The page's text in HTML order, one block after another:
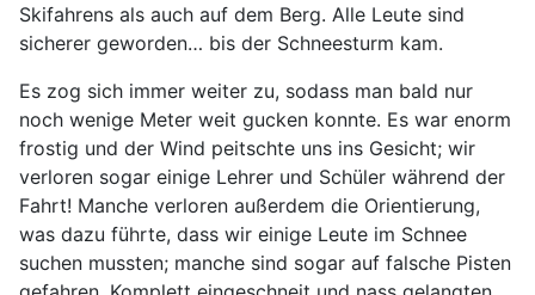
Skifahrens als auch auf dem Berg. Alle Leute sind
sicherer geworden… bis der Schneesturm kam.
Es zog sich immer weiter zu, sodass man bald nur
noch wenige Meter weit gucken konnte. Es war enorm
frostig und der Wind peitschte uns ins Gesicht; wir
verloren sogar einige Lehrer und Schüler während der
Fahrt! Manche verloren außerdem die Orientierung,
was dazu führte, dass wir einige Leute im Schnee
suchen mussten; manche sind sogar auf falsche Pisten